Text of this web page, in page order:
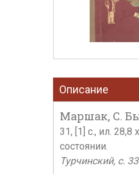
Описание
Маршак, С.
31, [1] с., ил.
состоянии.
Турчинский, с.